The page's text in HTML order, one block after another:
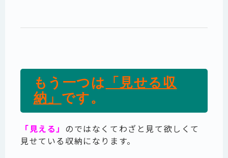
もう一つは 「見せる収
納」 です。
「見える」 のではなくてわざと見て欲しくて
見せている収納になります。